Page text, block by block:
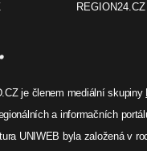
REGION24.CZ
je členem mediální skupiny
a informačních
UNIWEB byla založená v